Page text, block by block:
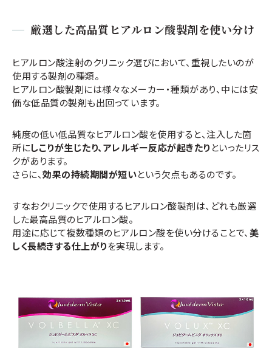
厳選した高品質ヒアルロン酸製剤を使い分け
ヒアルロン酸注射のクリニック選びにおいて、重視したいのが
使用する製剤の種類。
ヒアルロン酸製剤には様々なメーカー・種類があり、中には安
価な低品質の製剤も出回っています。
純度の低い低品質なヒアルロン酸を使用すると、注入した箇
所にしこりが生じたり、アレルギー反応が起きたり といったリス
クがあります。
さらに、効果の持続期間が短いという欠点もあるのです。
すなおクリニックで使用するヒアルロン酸製剤は、どれも厳選
した最高品質のヒアルロン酸。
用途に応じて複数種類のヒアルロン酸を使い分けることで、 美
しく長続きする仕上がりを実現します。